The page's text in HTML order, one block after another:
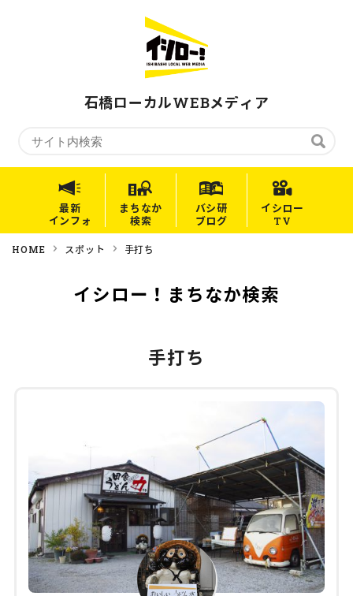
石橋ローカルWEBメディア
最新
インフォ
まちなか
検索
バシ研
ブログ
イシロー
TV
HOME スポット 手打ち
イシロー！まちなか検索
手打ち